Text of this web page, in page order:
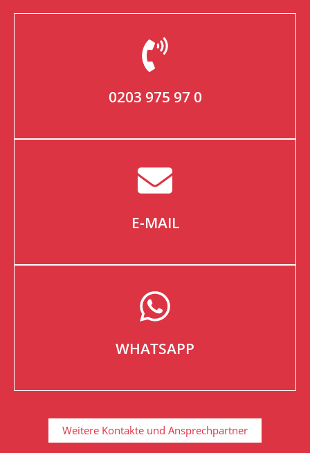
0203 975 97 0
E-MAIL
Gerne helfen wir Ihnen per E-Mail weiter
Schreiben Sie uns
WHATSAPP
Weitere Kontakte und Ansprechpartner